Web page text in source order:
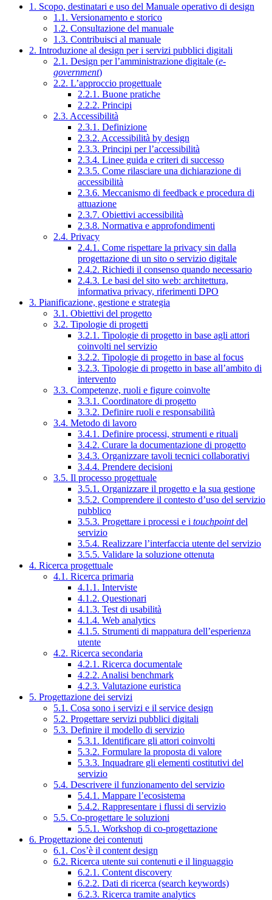
1. Scopo, destinatari e uso del Manuale operativo di design
1.1. Versionamento e storico
1.2. Consultazione del manuale
1.3. Contribuisci al manuale
2. Introduzione al design per i servizi pubblici digitali
2.1. Design per l’amministrazione digitale (e-
government)
2.2. L’approccio progettuale
2.2.1. Buone pratiche
2.2.2. Principi
2.3. Accessibilità
2.3.1. Definizione
2.3.2. Accessibilità by design
2.3.3. Principi per l’accessibilità
2.3.4. Linee guida e criteri di successo
2.3.5. Come rilasciare una dichiarazione di
accessibilità
2.3.6. Meccanismo di feedback e procedura di
attuazione
2.3.7. Obiettivi accessibilità
2.3.8. Normativa e approfondimenti
2.4. Privacy
2.4.1. Come rispettare la privacy sin dalla
progettazione di un sito o servizio digitale
2.4.2. Richiedi il consenso quando necessario
2.4.3. Le basi del sito web: architettura,
informativa privacy, riferimenti DPO
3. Pianificazione, gestione e strategia
3.1. Obiettivi del progetto
3.2. Tipologie di progetti
3.2.1. Tipologie di progetto in base agli attori
coinvolti nel servizio
3.2.2. Tipologie di progetto in base al focus
3.2.3. Tipologie di progetto in base all’ambito di
intervento
3.3. Competenze, ruoli e figure coinvolte
3.3.1. Coordinatore di progetto
3.3.2. Definire ruoli e responsabilità
3.4. Metodo di lavoro
3.4.1. Definire processi, strumenti e rituali
3.4.2. Curare la documentazione di progetto
3.4.3. Organizzare tavoli tecnici collaborativi
3.4.4. Prendere decisioni
3.5. Il processo progettuale
3.5.1. Organizzare il progetto e la sua gestione
3.5.2. Comprendere il contesto d’uso del servizio
pubblico
3.5.3. Progettare i processi e i touchpointdel
servizio
3.5.4. Realizzare l’interfaccia utente del servizio
3.5.5. Validare la soluzione ottenuta
4. Ricerca progettuale
4.1. Ricerca primaria
4.1.1. Interviste
4.1.2. Questionari
4.1.3. Test di usabilità
4.1.4. Web analytics
4.1.5. Strumenti di mappatura dell’esperienza
utente
4.2. Ricerca secondaria
4.2.1. Ricerca documentale
4.2.2. Analisi benchmark
4.2.3. Valutazione euristica
5. Progettazione dei servizi
5.1. Cosa sono i servizi e il service design
5.2. Progettare servizi pubblici digitali
5.3. Definire il modello di servizio
5.3.1. Identificare gli attori coinvolti
5.3.2. Formulare la proposta di valore
5.3.3. Inquadrare gli elementi costitutivi del
servizio
5.4. Descrivere il funzionamento del servizio
5.4.1. Mappare l’ecosistema
5.4.2. Rappresentare i flussi di servizio
5.5. Co-progettare le soluzioni
5.5.1. Workshop di co-progettazione
6. Progettazione dei contenuti
6.1. Cos’è il content design
6.2. Ricerca utente sui contenuti e il linguaggio
6.2.1. Content discovery
6.2.2. Dati di ricerca (search keywords)
6.2.3. Ricerca tramite analytics